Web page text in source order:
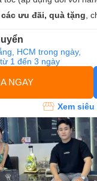
ưu đãi, quà tặng ,
HCM trong ngày,
1 đến 3 ngày
NGAY
Xem